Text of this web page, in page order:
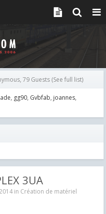
79 Guests (See full list)
gg90 Gvbfab joannes
3UA
in Création de matériel